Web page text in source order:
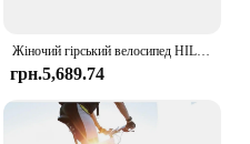
Жіночий гірський велосипед HILAND Bamcbase, 24 26-дюймовий 21-швидкісний гібридний приміський велосипед для дорослих, спортивний хардтейл-трейл MTB
грн.5,689.74